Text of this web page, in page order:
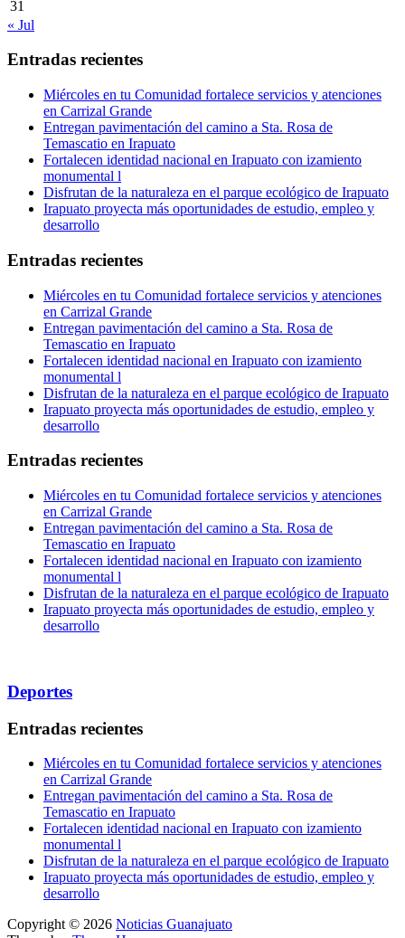
31
« Jul
Entradas recientes
Miércoles en tu Comunidad fortalece servicios y atenciones
en Carrizal Grande
Entregan pavimentación del camino a Sta. Rosa de
Temascatio en Irapuato
Fortalecen identidad nacional en Irapuato con izamiento
monumental l
Disfrutan de la naturaleza en el parque ecológico de Irapuato
Irapuato proyecta más oportunidades de estudio, empleo y
desarrollo
Entradas recientes
Miércoles en tu Comunidad fortalece servicios y atenciones
en Carrizal Grande
Entregan pavimentación del camino a Sta. Rosa de
Temascatio en Irapuato
Fortalecen identidad nacional en Irapuato con izamiento
monumental l
Disfrutan de la naturaleza en el parque ecológico de Irapuato
Irapuato proyecta más oportunidades de estudio, empleo y
desarrollo
Entradas recientes
Miércoles en tu Comunidad fortalece servicios y atenciones
en Carrizal Grande
Entregan pavimentación del camino a Sta. Rosa de
Temascatio en Irapuato
Fortalecen identidad nacional en Irapuato con izamiento
monumental l
Disfrutan de la naturaleza en el parque ecológico de Irapuato
Irapuato proyecta más oportunidades de estudio, empleo y
desarrollo
Deportes
Entradas recientes
Miércoles en tu Comunidad fortalece servicios y atenciones
en Carrizal Grande
Entregan pavimentación del camino a Sta. Rosa de
Temascatio en Irapuato
Fortalecen identidad nacional en Irapuato con izamiento
monumental l
Disfrutan de la naturaleza en el parque ecológico de Irapuato
Irapuato proyecta más oportunidades de estudio, empleo y
desarrollo
Copyright © 2026 Noticias Guanajuato